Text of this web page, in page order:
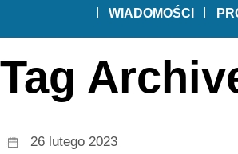
WIADOMOŚCI
Tag
26 lutego 2023